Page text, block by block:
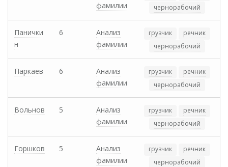
фамилии
чернорабочий
Панички
н
6
Анализ
фамилии
грузчик
речник
чернорабочий
Паркаев 6
Анализ
фамилии
грузчик
речник
чернорабочий
Вольнов 5
Анализ
фамилии
грузчик
речник
чернорабочий
Горшков 5
Анализ
фамилии
грузчик
речник
чернорабочий